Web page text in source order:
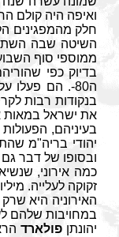
ואיפה היה קולם
חלק מהמפגינים
השיטה שבה
ממוספי סוף
ה80-. הם
בנקודות רבות
את ישראל במאות
בעיניהם,
יהודי בריה"מ
ובסופו של דבר
כמה אירוני,
זקוקה לעלייה.
האירוניה היא
במחויבות שלהם
יהונתן פולארד